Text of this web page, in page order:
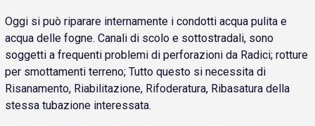
Oggi si può riparare internamente i condotti acqua pulita e
acqua delle fogne. Canali di scolo e sottostradali, sono
soggetti a frequenti problemi di perforazioni da Radici; rotture
per smottamenti terreno; Tutto questo si necessita di
Risanamento, Riabilitazione, Rifoderatura, Ribasatura della
stessa tubazione interessata.